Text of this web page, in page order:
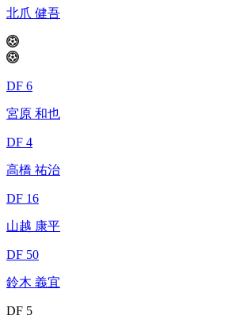
北爪 健吾
DF 6
宮原 和也
DF 4
高橋 祐治
DF 16
山越 康平
DF 50
鈴木 義宜
DF 5